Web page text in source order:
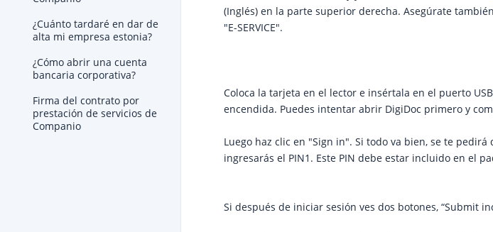
¿Cuánto tardaré en dar de
alta mi empresa estonia?
¿Cómo abrir una cuenta
bancaria corporativa?
Firma del contrato por
prestación de servicios de
Companio
(Inglés) en la parte superior derecha. Asegúrate
"E-SERVICE".
Coloca la tarjeta en el lector e insértala en el puerto
encendida. Puedes intentar abrir DigiDoc primero y
Luego haz clic en "Sign in". Si todo va bien, se te
ingresarás el PIN1. Este PIN debe estar incluido en el
Si después de iniciar sesión ves dos botones, “Submit